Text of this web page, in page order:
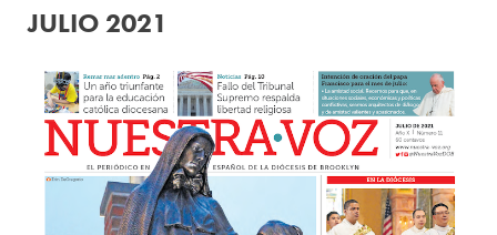
JULIO 2021